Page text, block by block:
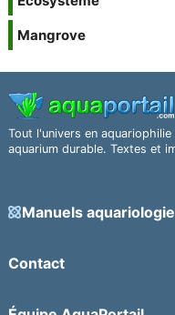
Mangrove
Tout l'univers en
aquarium durable. Textes et
Manuels aquariologie
Contact